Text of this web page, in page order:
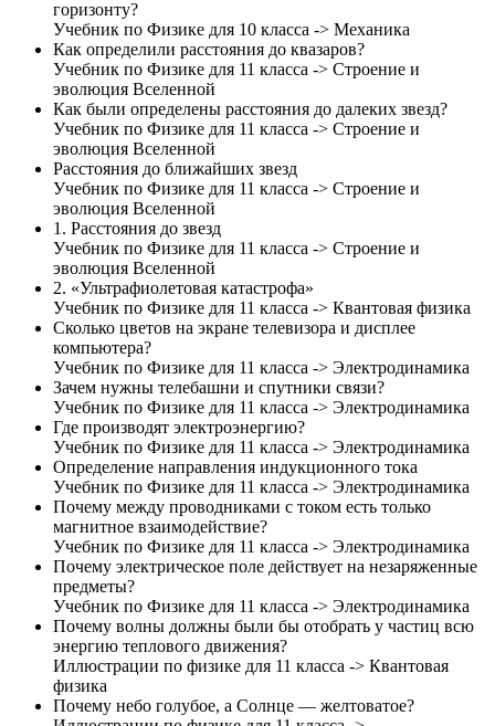
горизонту?
Учебник по Физике для 10 класса -> Механика
Как определили расстояния до квазаров?
Учебник по Физике для 11 класса -> Строение и
эволюция Вселенной
Как были определены расстояния до далеких звезд?
Учебник по Физике для 11 класса -> Строение и
эволюция Вселенной
Расстояния до ближайших звезд
Учебник по Физике для 11 класса -> Строение и
эволюция Вселенной
1. Расстояния до звезд
Учебник по Физике для 11 класса -> Строение и
эволюция Вселенной
2. «Ультрафиолетовая катастрофа»
Учебник по Физике для 11 класса -> Квантовая физика
Сколько цветов на экране телевизора и дисплее
компьютера?
Учебник по Физике для 11 класса -> Электродинамика
Зачем нужны телебашни и спутники связи?
Учебник по Физике для 11 класса -> Электродинамика
Где производят электроэнергию?
Учебник по Физике для 11 класса -> Электродинамика
Определение направления индукционного тока
Учебник по Физике для 11 класса -> Электродинамика
Почему между проводниками с током есть только
магнитное взаимодействие?
Учебник по Физике для 11 класса -> Электродинамика
Почему электрическое поле действует на незаряженные
предметы?
Учебник по Физике для 11 класса -> Электродинамика
Почему волны должны были бы отобрать у частиц всю
энергию теплового движения?
Иллюстрации по физике для 11 класса -> Квантовая
физика
Почему небо голубое, а Солнце — желтоватое?